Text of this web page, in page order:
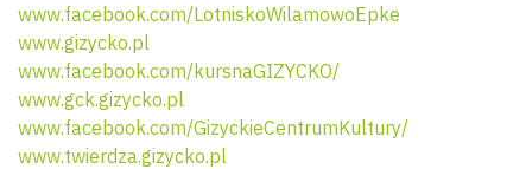
www.facebook.com/LotniskoWilamowoEpke
www.gizycko.pl
www.facebook.com/kursnaGIZYCKO/
www.gck.gizycko.pl
www.facebook.com/GizyckieCentrumKultury/
www.twierdza.gizycko.pl